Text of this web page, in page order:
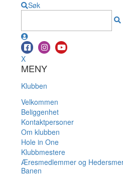
Søk
X
MENY
Klubben
Velkommen
Beliggenhet
Kontaktpersoner
Om klubben
Hole in One
Klubbmestere
Æresmedlemmer og
Banen